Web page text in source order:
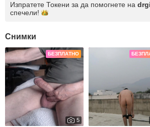
Изпратете Токени за да помогнете на
спечели!
Снимки
БЕЗПЛАТНО
5